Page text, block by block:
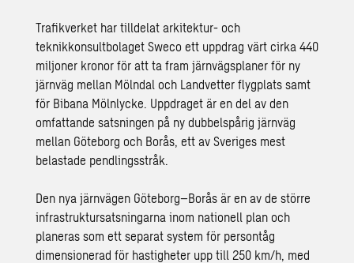
Trafikverket har tilldelat arkitektur- och
teknikkonsultbolaget Sweco ett uppdrag värt cirka 440
miljoner kronor för att ta fram järnvägsplaner för ny
järnväg mellan Mölndal och Landvetter flygplats samt
för Bibana Mölnlycke. Uppdraget är en del av den
omfattande satsningen på ny dubbelspårig järnväg
mellan Göteborg och Borås, ett av Sveriges mest
belastade pendlingsstråk.
Den nya järnvägen Göteborg–Borås är en av de större
infrastruktursatsningarna inom nationell plan och
planeras som ett separat system för persontåg
dimensionerad för hastigheter upp till 250 km/h, med